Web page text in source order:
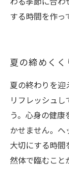
する時間を作っ
夏の締めく
夏の終わりを迎
リフレッシュ
う。心身の健
かせません。
大切にする時
然体で臨むこと